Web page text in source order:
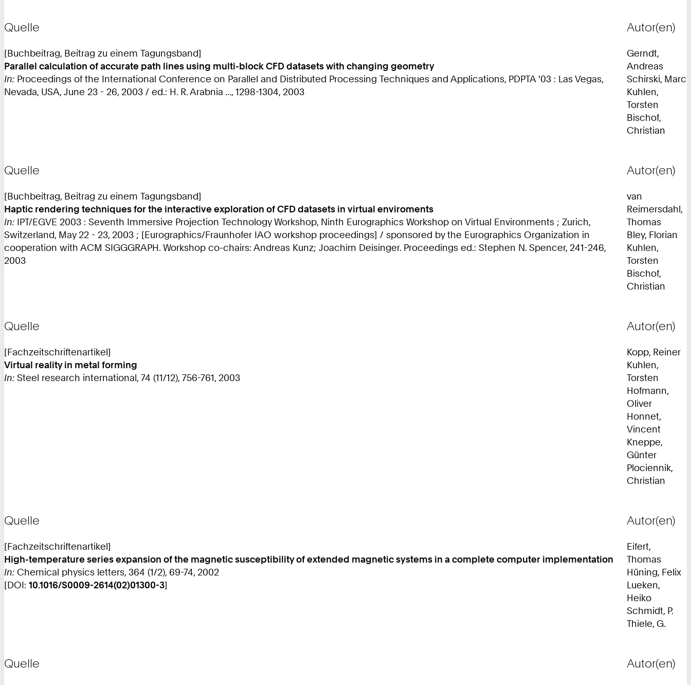
Quelle
[Buchbeitrag, Beitrag zu einem Tagungsband]
Parallel calculation of accurate path lines using multi-block CFD datasets with changing geometry
In: Proceedings of the International Conference on Parallel and Distributed Processing Techniques and Applications, PDPTA '03 : Las Vegas,
Nevada, USA, June 23 - 26, 2003 / ed.: H. R. Arabnia ..., 1298-1304, 2003
Autor(en)
Gerndt,
Andreas
Schirski, Marc
Kuhlen,
Torsten
Bischof,
Christian
Quelle
[Buchbeitrag, Beitrag zu einem Tagungsband]
Haptic rendering techniques for the interactive exploration of CFD datasets in virtual enviroments
In: IPT/EGVE 2003 : Seventh Immersive Projection Technology Workshop, Ninth Eurographics Workshop on Virtual Environments ; Zurich,
Switzerland, May 22 - 23, 2003 ; [Eurographics/Fraunhofer IAO workshop proceedings] / sponsored by the Eurographics Organization in
cooperation with ACM SIGGGRAPH. Workshop co-chairs: Andreas Kunz; Joachim Deisinger. Proceedings ed.: Stephen N. Spencer, 241-246,
2003
Autor(en)
van
Reimersdahl,
Thomas
Bley, Florian
Kuhlen,
Torsten
Bischof,
Christian
Quelle
[Fachzeitschriftenartikel]
Virtual reality in metal forming
In: Steel research international, 74 (11/12), 756-761, 2003
Autor(en)
Kopp, Reiner
Kuhlen,
Torsten
Hofmann,
Oliver
Honnet,
Vincent
Kneppe,
Günter
Plociennik,
Christian
Quelle
[Fachzeitschriftenartikel]
High-temperature series expansion of the magnetic susceptibility of extended magnetic systems in a complete computer implementation
In: Chemical physics letters, 364 (1/2), 69-74, 2002
[DOI: 10.1016/S0009-2614(02)01300-3]
Autor(en)
Eifert,
Thomas
Hüning, Felix
Lueken,
Heiko
Schmidt, P.
Thiele, G.
Quelle Autor(en)